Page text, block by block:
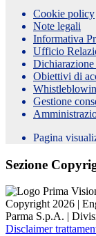
Cookie policy
Note legali
Informativa
Ufficio
Dichiarazione
Obiettivi di
Gestione
Pagina
Sezione
Copyright 2026 |
Parma S.p.A. |
Disclaimer